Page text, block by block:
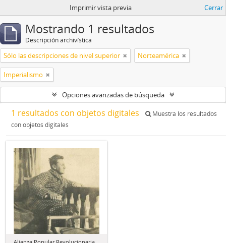
Imprimir vista previa Cerrar
Mostrando 1 resultados
Descripción archivística
Sólo las descripciones de nivel superior Norteamérica
Imperialismo
Opciones avanzadas de búsqueda
1 resultados con objetos digitales
Muestra los resultados
con objetos digitales